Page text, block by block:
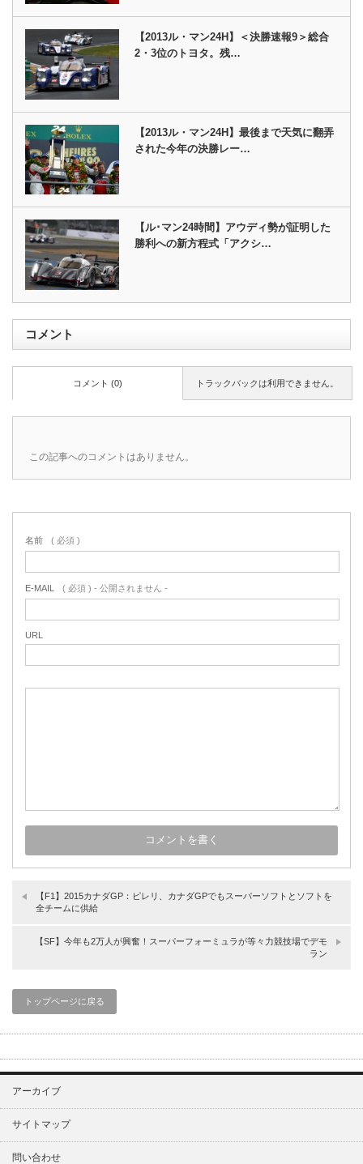
【2013ル・マン24H】＜決勝速報9＞総合
2・3位のトヨタ。残…
【2013ル・マン24H】最後まで天気に翻弄
された今年の決勝レー…
【ル･マン24時間】アウディ勢が証明した
勝利への新方程式「アクシ…
コメント
トラックバックは利用できません。
コメント (0)
この記事へのコメントはありません。
名前 ( 必須 )
E-MAIL ( 必須 ) - 公開されません -
URL
【F1】2015カナダGP：ピレリ、カナダGPでもスーパーソフトとソフトを
全チームに供給
【SF】今年も2万人が興奮！スーパーフォーミュラが等々力競技場でデモ
ラン
トップページに戻る
アーカイブ
サイトマップ
問い合わせ